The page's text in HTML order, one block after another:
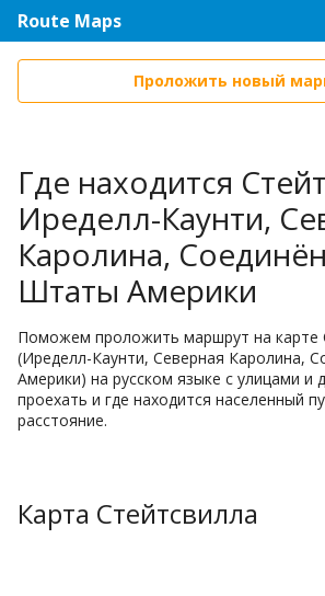
Route Maps
Проложить новый
Где находится
Иределл-Каунти,
Каролина,
Штаты Америки
Поможем проложить маршрут на карте
(Иределл-Каунти, Северная Каролина,
Америки) на русском языке с улицами и
проехать и где находится населенный
расстояние.
Карта Стейтсвилла